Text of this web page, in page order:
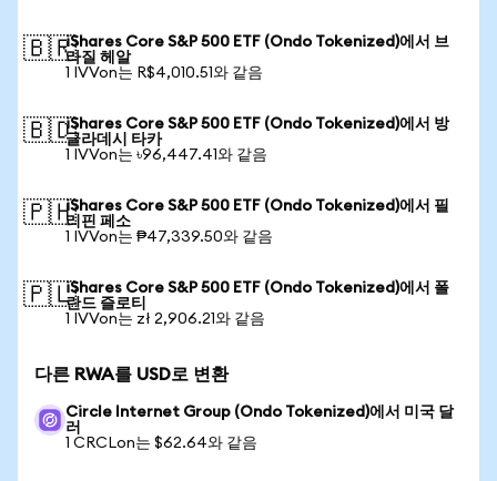
🇧🇷iShares Core S&P 500 ETF (Ondo Tokenized)에서 브
라질 헤알
1 IVVon는 R$4,010.51와 같음
🇧🇩iShares Core S&P 500 ETF (Ondo Tokenized)에서 방
글라데시 타카
1 IVVon는 ৳96,447.41와 같음
🇵🇭iShares Core S&P 500 ETF (Ondo Tokenized)에서 필
리핀 페소
1 IVVon는 ₱47,339.50와 같음
🇵🇱iShares Core S&P 500 ETF (Ondo Tokenized)에서 폴
란드 즐로티
1 IVVon는 zł 2,906.21와 같음
다른 RWA를 USD로 변환
Circle Internet Group (Ondo Tokenized)에서 미국 달
러
1 CRCLon는 $62.64와 같음